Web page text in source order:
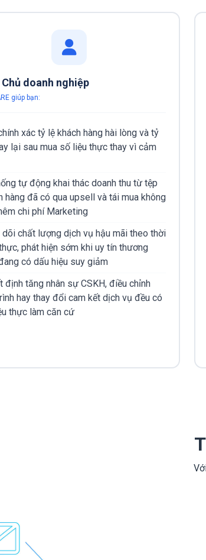
Chủ doanh nghiệp
giúp bạn:
xác tỷ lệ khách hàng hài lòng và tỷ
lại sau mua số liệu thực thay vì cảm
tự động khai thác doanh thu từ tệp
hàng đã có qua upsell và tái mua không
chi phí Marketing
dõi chất lượng dịch vụ hậu mãi theo thời
phát hiện sớm khi uy tín thương
có dấu hiệu suy giảm
định tăng nhân sự CSKH, điều chỉnh
hay thay đổi cam kết dịch vụ đều có
thực làm căn cứ